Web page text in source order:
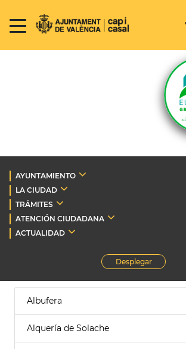
AYUNTAMIENTO
LA CIUDAD
TRÁMITES
ATENCIÓN CIUDADANA
ACTUALIDAD
Desplegar
Albufera
Alquería de Solache